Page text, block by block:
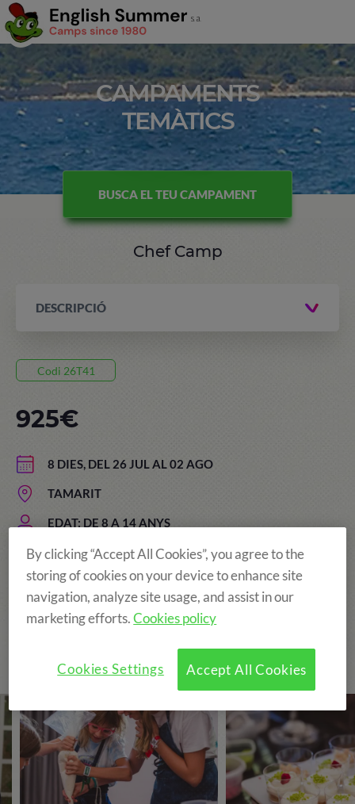
CAMPAMENTS
TEMÀTICS
BUSCA EL TEU CAMPAMENT
Chef Camp
DESCRIPCIÓ
Codi 26T41
8 DIES, DEL 26 JUL AL 02 AGO
TAMARIT
EDAT: DE 8 A 14 ANYS
925€
Colònies d'anglès + cuina
By clicking “Accept All Cookies”, you agree to the
storing of cookies on your device to enhance site
navigation, analyze site usage, and assist in our
marketing efforts.Cookies policy
Accept All Cookies
Cookies Settings